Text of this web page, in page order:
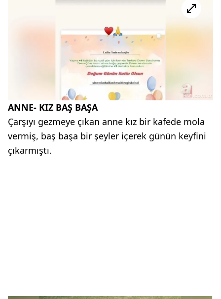
ANNE- KIZ BAŞ BAŞA
Çarşıyı gezmeye çıkan anne kız bir kafede mola
vermiş, baş başa bir şeyler içerek günün keyfini
çıkarmıştı.